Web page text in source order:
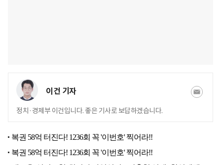
이건 기자
정치·경제부 이건입니다. 좋은 기사로 보답하겠습니다.